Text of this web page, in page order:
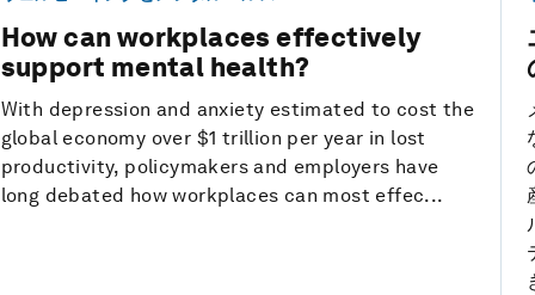
How can workplaces effectively
support mental health?
With depression and anxiety estimated to cost the
global economy over $1 trillion per year in lost
productivity, policymakers and employers have
long debated how workplaces can most effec...